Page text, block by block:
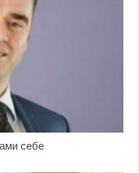
себе